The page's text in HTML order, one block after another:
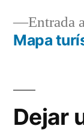
Entrada
Mapa
Dejar